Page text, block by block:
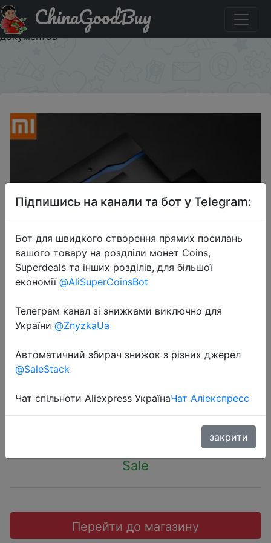
Знижка на Двухслойная Сумка для документов Xiaomi
Fizz, 6 шт., двухслойная карманная сумка для хранения
документов
ChinaGoodBuy
Двухслойная Сумка для
двухслойная карманная сумка
для хранения документов
$12.03
Sale
Перейти до магазину
Підпишись на канали та бот у Telegram:
Бот для швидкого створення прямих посилань
вашого товару на роздліли монет Coins,
Superdeals та інших розділів, для більшої
економії @AliSuperCoinsBot
Телеграм канал зі знижками виключно для
України @ZnyzkaUa
Автоматичний збирач знижок з різних джерел
@SaleStack
Чат спільноти Aliexpress УкраїнаЧат Аліекспресс
закрити